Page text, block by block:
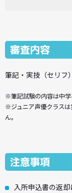
審査内容
筆記・実技（セリフ
※筆記試験の内容は中
※ジュニア声優クラス
ん。
注意事項
入所申込書の返